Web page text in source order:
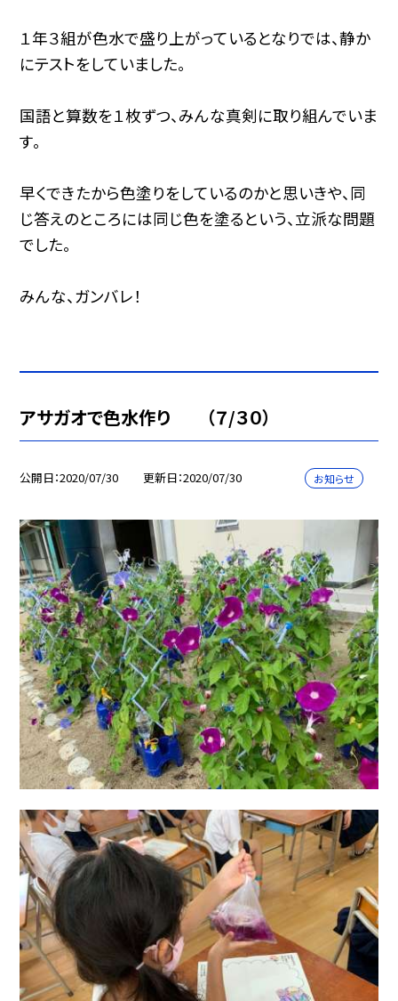
１年３組が色水で盛り上がっているとなりでは、静か
にテストをしていました。
国語と算数を１枚ずつ、みんな真剣に取り組んでいま
す。
早くできたから色塗りをしているのかと思いきや、同
じ答えのところには同じ色を塗るという、立派な問題
でした。
みんな、ガンバレ！
アサガオで色水作り （７/３０）
公開日 2020/07/30 更新日 2020/07/30 お知らせ